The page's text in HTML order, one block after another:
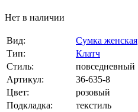
Нет в наличии
Вид:
Сумка женская
Тип:
Клатч
Стиль:
повседневный
Артикул:
36-635-8
Цвет:
розовый
Подкладка:
текстиль